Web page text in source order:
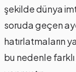
şekilde dünya
soruda geçen
hatırlatmaların
bu nedenle